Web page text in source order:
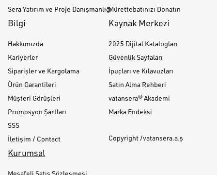
Sera Yatırım ve Proje DanışmanlığıMürettebatınızı Donatın
Bilgi
Hakkımızda
Kariyerler
Siparişler ve Kargolama
Ürün Garantileri
Müşteri Görüşleri
Promosyon Şartları
SSS
İletişim / Contact
Kaynak Merkezi
2025 Dijital Katalogları
Güvenlik Sayfaları
İpuçları ve Kılavuzları
Satın Alma Rehberi
vatansera® Akademi
Marka Endeksi
Copyright /vatansera.a.ş
Kurumsal
Mesafeli Satış Sözleşmesi